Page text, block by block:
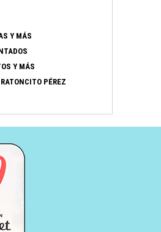
Y MÁS
Y MÁS
PÉREZ